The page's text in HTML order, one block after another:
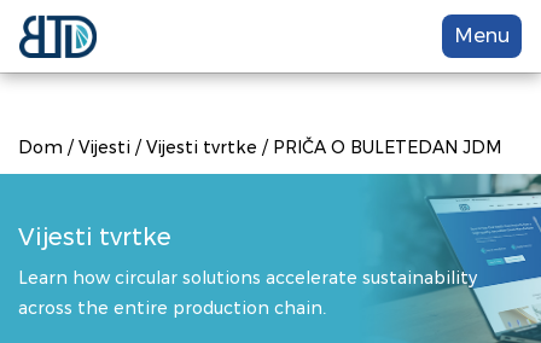
Menu
Dom /Vijesti /Vijesti tvrtke / PRIČA O BULETEDAN JDM
Vijesti tvrtke
Learn how circular solutions accelerate sustainability
across the entire production chain.